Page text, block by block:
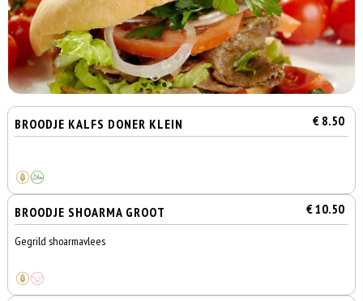
BROODJE KALFS DONER KLEIN € 8.50
BROODJE SHOARMA GROOT € 10.50
Gegrild shoarmavlees